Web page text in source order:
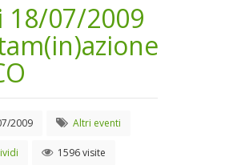
18/07/2009
2009 Altri eventi
1596 visite